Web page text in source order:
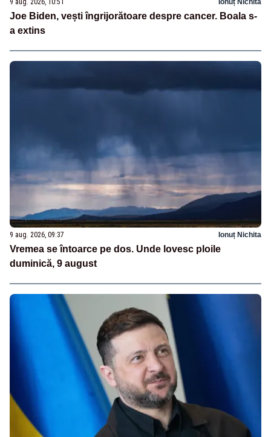
Joe Biden, vești îngrijorătoare despre cancer. Boala s-
a extins
9 aug. 2026, 09:37 Ionuț Nichita
Vremea se întoarce pe dos. Unde lovesc ploile
duminică, 9 august